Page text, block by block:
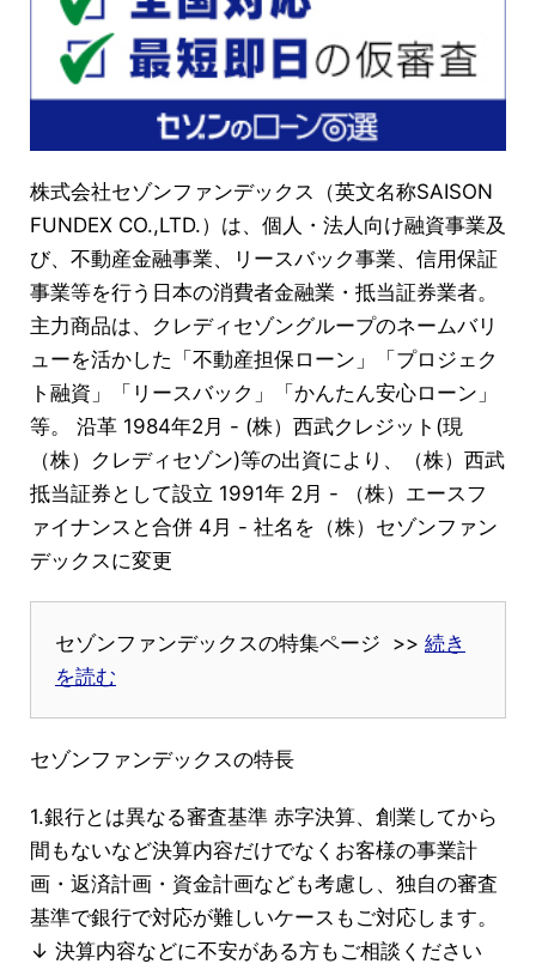
株式会社セゾンファンデックス（英文名称SAISON
FUNDEX CO.,LTD.）は、個人・法人向け融資事業及
び、不動産金融事業、リースバック事業、信用保証
事業等を行う日本の消費者金融業・抵当証券業者。
主力商品は、クレディセゾングループのネームバリ
ューを活かした「不動産担保ローン」「プロジェク
ト融資」「リースバック」「かんたん安心ローン」
等。 沿革 1984年2月 - (株）西武クレジット(現
（株）クレディセゾン)等の出資により、（株）西武
抵当証券として設立 1991年 2月 - （株）エースフ
ァイナンスと合併 4月 - 社名を（株）セゾンファン
デックスに変更
セゾンファンデックスの特集ページ >> 続き
を読む
セゾンファンデックスの特長
1.銀行とは異なる審査基準 赤字決算、創業してから
間もないなど決算内容だけでなくお客様の事業計
画・返済計画・資金計画なども考慮し、独自の審査
基準で銀行で対応が難しいケースもご対応します。
↓ 決算内容などに不安がある方もご相談ください